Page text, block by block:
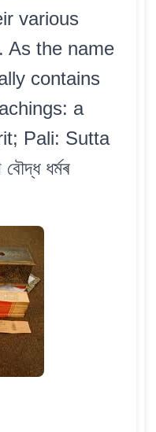
various
As the name
contains
a
Pali: Sutta
ধৰ্মৰ